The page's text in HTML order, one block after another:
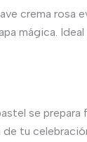
crema rosa
mágica.
se prepara
tu